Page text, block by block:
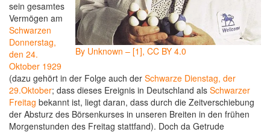
By Unknown – [1], CC BY 4.0
sein gesamtes
Vermögen am
Schwarzen
Donnerstag,
den 24.
Oktober 1929
(dazu gehört in der Folge auch der Schwarze Dienstag, der
29.Oktober; dass dieses Ereignis in Deutschland als Schwarzer
Freitag bekannt ist, liegt daran, dass durch die Zeitverschiebung
der Absturz des Börsenkurses in unseren Breiten in den frühen
Morgenstunden des Freitag stattfand). Doch da Getrude